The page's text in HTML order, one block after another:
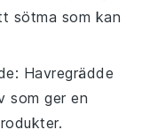
sötma som kan
: Havregrädde
som ger en